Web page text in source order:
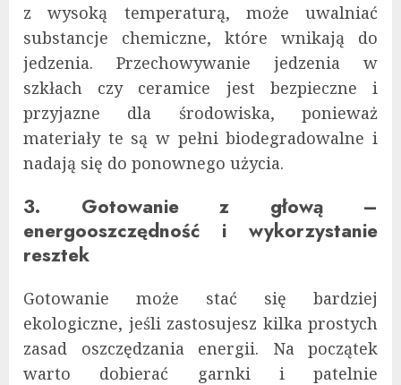
z wysoką temperaturą, może uwalniać
substancje chemiczne, które wnikają do
jedzenia. Przechowywanie jedzenia w
szkłach czy ceramice jest bezpieczne i
przyjazne dla środowiska, ponieważ
materiały te są w pełni biodegradowalne i
nadają się do ponownego użycia.
3. Gotowanie z głową –
energooszczędność i wykorzystanie
resztek
Gotowanie może stać się bardziej
ekologiczne, jeśli zastosujesz kilka prostych
zasad oszczędzania energii. Na początek
warto dobierać garnki i patelnie